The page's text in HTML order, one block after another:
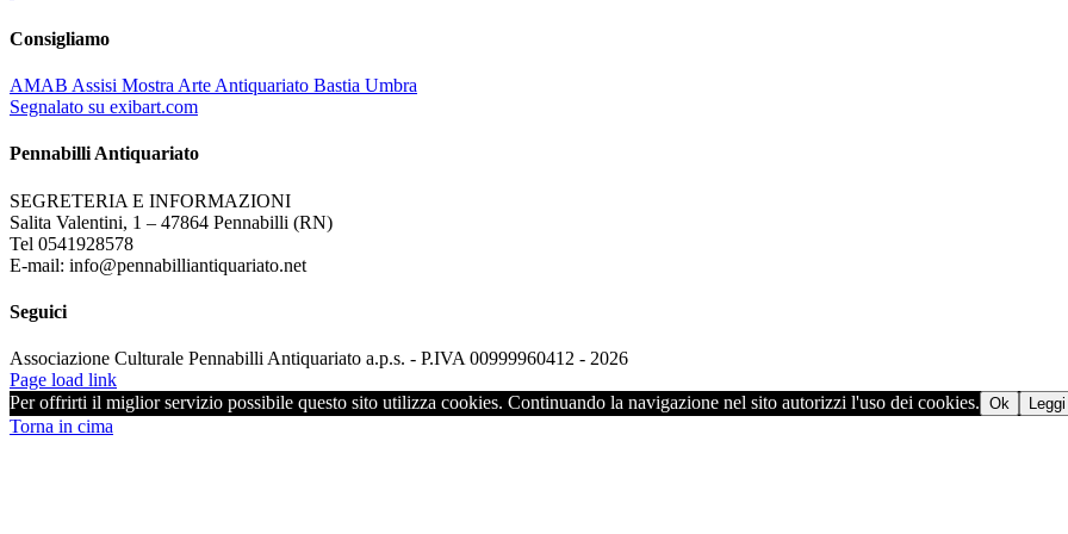
Consigliamo
AMAB Assisi Mostra Arte Antiquariato Bastia Umbra
Segnalato su exibart.com
Pennabilli Antiquariato
SEGRETERIA E INFORMAZIONI
Salita Valentini, 1 – 47864 Pennabilli (RN)
Tel 0541928578
E-mail: info@pennabilliantiquariato.net
Seguici
Associazione Culturale Pennabilli Antiquariato a.p.s. - P.IVA 00999960412 - 2026
Page load link
Per offrirti il miglior servizio possibile questo sito utilizza cookies. Continuando la navigazione nel sito autorizzi l'uso dei cookies. Ok
Torna in cima